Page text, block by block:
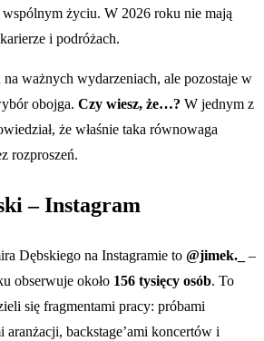
życiu. W 2026 roku nie mają
i podróżach.
ważnych wydarzeniach, ale pozostaje w
obojga. Czy wiesz, że…? W jednym z
że właśnie taka równowaga
rozproszeń.
– Instagram
Dębskiego na Instagramie to @jimek._
–
obserwuje około 156 tysięcy osób. To
się fragmentami pracy: próbami
backstage’ami koncertów i